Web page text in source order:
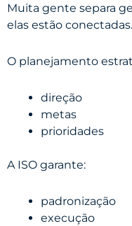
Muita gente separa
elas estão conectadas.
O planejamento
direção
metas
prioridades
A ISO garante:
padronização
execução